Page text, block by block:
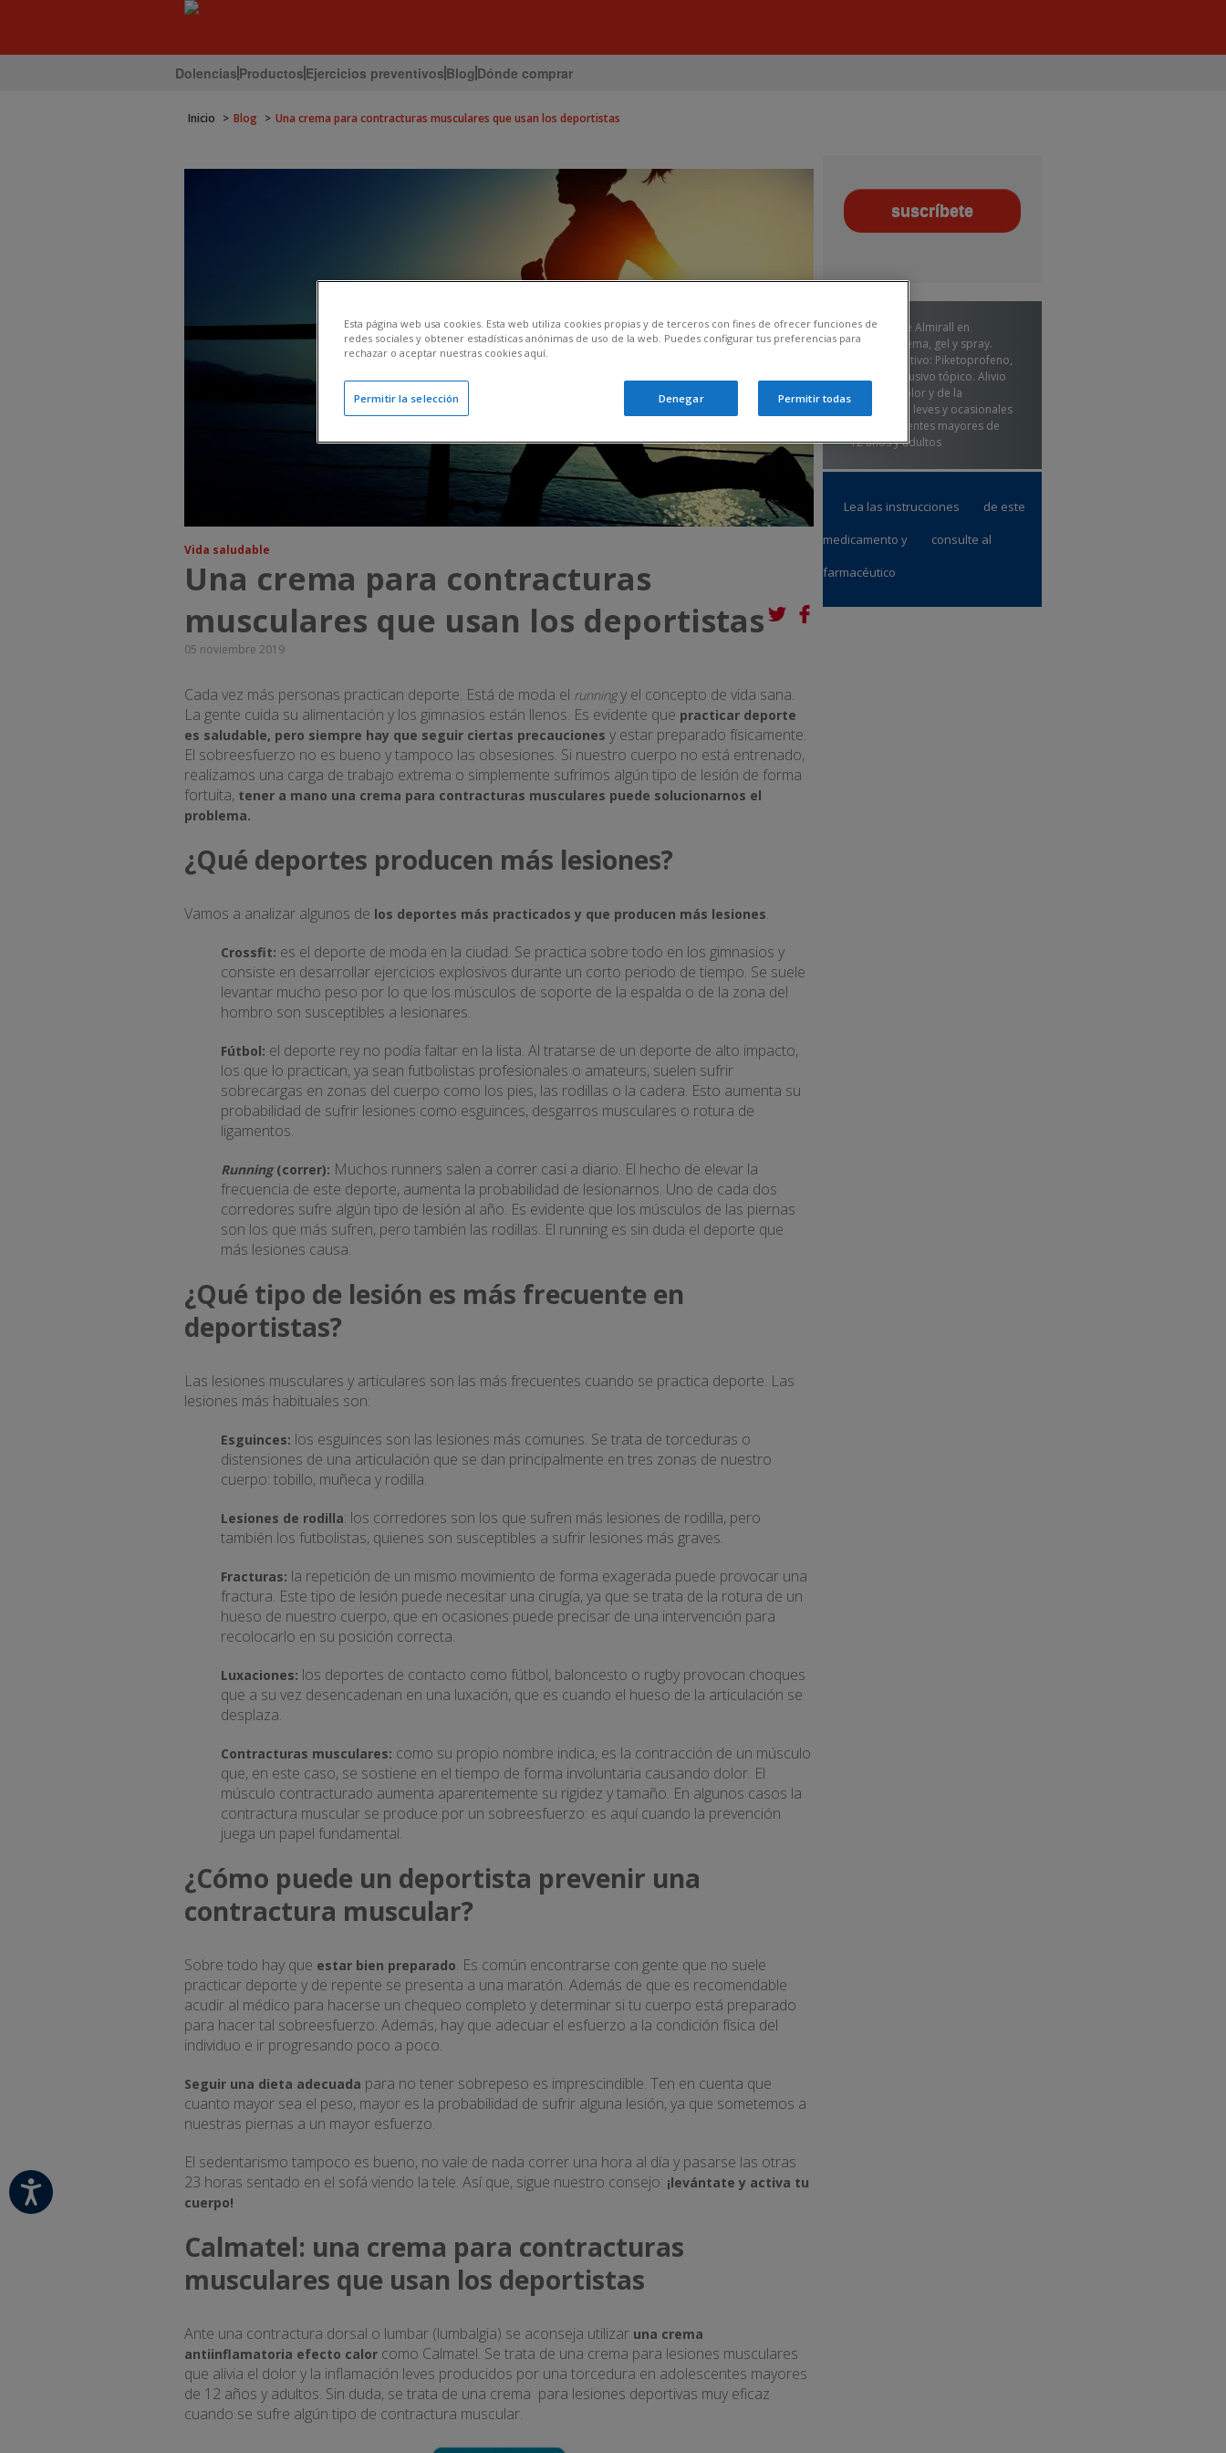
Dolencias Productos Ejercicios preventivos Blog Dónde comprar
Inicio Blog Una crema para contracturas musculares que usan los deportistas
Vida saludable
Una crema para contracturas
musculares que usan los deportistas
05 noviembre 2019
Cada vez más personas practican deporte. Está de moda el runningy el concepto de vida sana.
La gente cuida su alimentación y los gimnasios están llenos. Es evidente que practicar deporte
es saludable, pero siempre hay que seguir ciertas precauciones y estar preparado físicamente.
El sobreesfuerzo no es bueno y tampoco las obsesiones. Si nuestro cuerpo no está entrenado,
realizamos una carga de trabajo extrema o simplemente sufrimos algún tipo de lesión de forma
fortuita, tener a mano una crema para contracturas musculares puede solucionarnos el
problema.
¿Qué deportes producen más lesiones?
Vamos a analizar algunos de los deportes más practicados y que producen más lesiones.
Crossfit: es el deporte de moda en la ciudad. Se practica sobre todo en los gimnasios y
consiste en desarrollar ejercicios explosivos durante un corto periodo de tiempo. Se suele
levantar mucho peso por lo que los músculos de soporte de la espalda o de la zona del
hombro son susceptibles a lesionares.
Fútbol: el deporte rey no podía faltar en la lista. Al tratarse de un deporte de alto impacto,
los que lo practican, ya sean futbolistas profesionales o amateurs, suelen sufrir
sobrecargas en zonas del cuerpo como los pies, las rodillas o la cadera. Esto aumenta su
probabilidad de sufrir lesiones como esguinces, desgarros musculares o rotura de
ligamentos.
Running (correr): Muchos runners salen a correr casi a diario. El hecho de elevar la
frecuencia de este deporte, aumenta la probabilidad de lesionarnos. Uno de cada dos
corredores sufre algún tipo de lesión al año. Es evidente que los músculos de las piernas
son los que más sufren, pero también las rodillas. El running es sin duda el deporte que
más lesiones causa.
¿Qué tipo de lesión es más frecuente en
deportistas?
Las lesiones musculares y articulares son las más frecuentes cuando se practica deporte. Las
lesiones más habituales son:
Esguinces: los esguinces son las lesiones más comunes. Se trata de torceduras o
distensiones de una articulación que se dan principalmente en tres zonas de nuestro
cuerpo: tobillo, muñeca y rodilla.
Lesiones de rodilla: los corredores son los que sufren más lesiones de rodilla, pero
también los futbolistas, quienes son susceptibles a sufrir lesiones más graves.
Fracturas: la repetición de un mismo movimiento de forma exagerada puede provocar una
fractura. Este tipo de lesión puede necesitar una cirugía, ya que se trata de la rotura de un
hueso de nuestro cuerpo, que en ocasiones puede precisar de una intervención para
recolocarlo en su posición correcta.
Luxaciones: los deportes de contacto como fútbol, baloncesto o rugby provocan choques
que a su vez desencadenan en una luxación, que es cuando el hueso de la articulación se
desplaza.
Contracturas musculares: como su propio nombre indica, es la contracción de un músculo
que, en este caso, se sostiene en el tiempo de forma involuntaria causando dolor. El
músculo contracturado aumenta aparentemente su rigidez y tamaño. En algunos casos la
contractura muscular se produce por un sobreesfuerzo: es aquí cuando la prevención
juega un papel fundamental.
¿Cómo puede un deportista prevenir una
contractura muscular?
Sobre todo hay que estar bien preparado. Es común encontrarse con gente que no suele
practicar deporte y de repente se presenta a una maratón. Además de que es recomendable
acudir al médico para hacerse un chequeo completo y determinar si tu cuerpo está preparado
para hacer tal sobreesfuerzo. Además, hay que adecuar el esfuerzo a la condición física del
individuo e ir progresando poco a poco.
Seguir una dieta adecuada para no tener sobrepeso es imprescindible. Ten en cuenta que
cuanto mayor sea el peso, mayor es la probabilidad de sufrir alguna lesión, ya que sometemos a
nuestras piernas a un mayor esfuerzo.
El sedentarismo tampoco es bueno, no vale de nada correr una hora al día y pasarse las otras
23 horas sentado en el sofá viendo la tele. Así que, sigue nuestro consejo: ¡levántate y activa tu
cuerpo!
Calmatel: una crema para contracturas
musculares que usan los deportistas
Ante una contractura dorsal o lumbar (lumbalgia) se aconseja utilizar una crema
antiinflamatoria efecto calor como Calmatel. Se trata de una crema para lesiones musculares
que alivia el dolor y la inflamación leves producidos por una torcedura en adolescentes mayores
de 12 años y adultos. Sin duda, se trata de una crema para lesiones deportivas muy eficaz
cuando se sufre algún tipo de contractura muscular.
Calmatel de Almirall en
formato crema, gel y spray.
Principio activo: Piketoprofeno,
de uso exclusivo tópico. Alivio
local del dolor y de la
inflamación leves y ocasionales
en adolescentes mayores de
12 años y adultos
Lea las instrucciones
de este
medicamento y
consulte al
farmacéutico
Esta página web usa cookies. Esta web utiliza cookies propias y de terceros con fines de ofrecer funciones de
redes sociales y obtener estadísticas anónimas de uso de la web. Puedes configurar tus preferencias para
rechazar o aceptar nuestras cookies aquí.
Permitir la selección Denegar Permitir todas